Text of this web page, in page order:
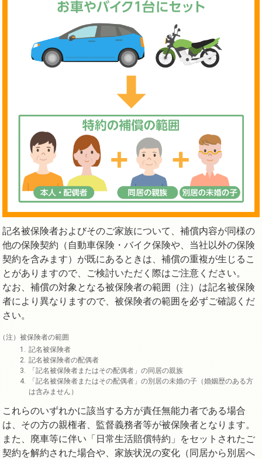
記名被保険者およびそのご家族について、補償内容が同様の
他の保険契約（自動車保険・バイク保険や、当社以外の保険
契約を含みます）が既にあるときは、補償の重複が生じるこ
とがありますので、ご検討いただく際はご注意ください。
なお、補償の対象となる被保険者の範囲（注）は記名被保険
者により異なりますので、被保険者の範囲を必ずご確認くだ
さい。
被保険者の範囲
記名被保険者
記名被保険者の配偶者
「記名被保険者またはその配偶者」の同居の親族
「記名被保険者またはその配偶者」の別居の未婚の子（婚姻歴のある方
は含みません）
これらのいずれかに該当する方が責任無能力者である場合
は、その方の親権者、監督義務者等が被保険者となります。
また、廃車等に伴い「日常生活賠償特約」をセットされたご
契約を解約された場合や、家族状況の変化（同居から別居へ